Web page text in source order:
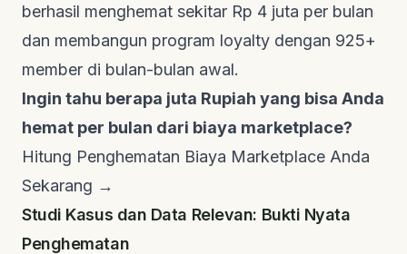
berhasil menghemat sekitar Rp 4 juta per bulan
dan membangun program loyalty dengan 925+
member di bulan-bulan awal.
Ingin tahu berapa juta Rupiah yang bisa Anda
hemat per bulan dari biaya marketplace?
Hitung Penghematan Biaya Marketplace Anda
Sekarang →
Studi Kasus dan Data Relevan: Bukti Nyata
Penghematan